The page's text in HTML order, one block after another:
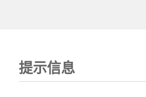
提示信息